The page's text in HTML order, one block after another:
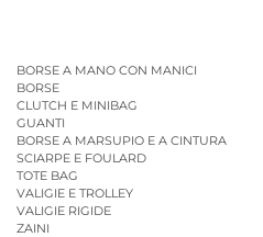
BORSE A MANO CON MANICI
BORSE
CLUTCH E MINIBAG
GUANTI
BORSE A MARSUPIO E A CINTURA
SCIARPE E FOULARD
TOTE BAG
VALIGIE E TROLLEY
VALIGIE RIGIDE
ZAINI